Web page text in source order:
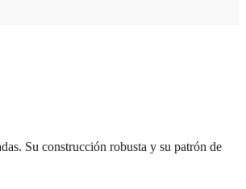
Su construcción robusta y su patrón de